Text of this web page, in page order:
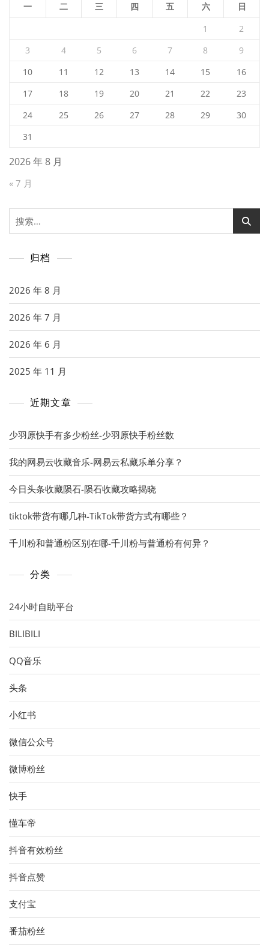
2026 年 8 月
一 二 三 四 五 六
日
1
2
3
4 5 6 7 8
9
10
11 12 13 14 15
16
17
18 19 20 21 22
23
24
25 26 27 28 29
30
31
« 7 月
搜
索：
归档
2026 年 8 月
2026 年 7 月
2026 年 6 月
2025 年 11 月
近期文章
少羽原快手有多少粉丝-少羽原快手粉丝数
我的网易云收藏音乐-网易云私藏乐单分享？
今日头条收藏陨石-陨石收藏攻略揭晓
tiktok带货有哪几种-TikTok带货方式有哪些？
千川粉和普通粉区别在哪-千川粉与普通粉有何异？
分类
24小时自助平台
BILIBILI
QQ音乐
头条
小红书
微信公众号
微博粉丝
快手
懂车帝
抖音有效粉丝
抖音点赞
支付宝
番茄粉丝